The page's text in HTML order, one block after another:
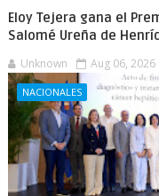
Eloy Tejera gana el
Salomé Ureña de
Unknown Aug 06, 2026
NACIONALES